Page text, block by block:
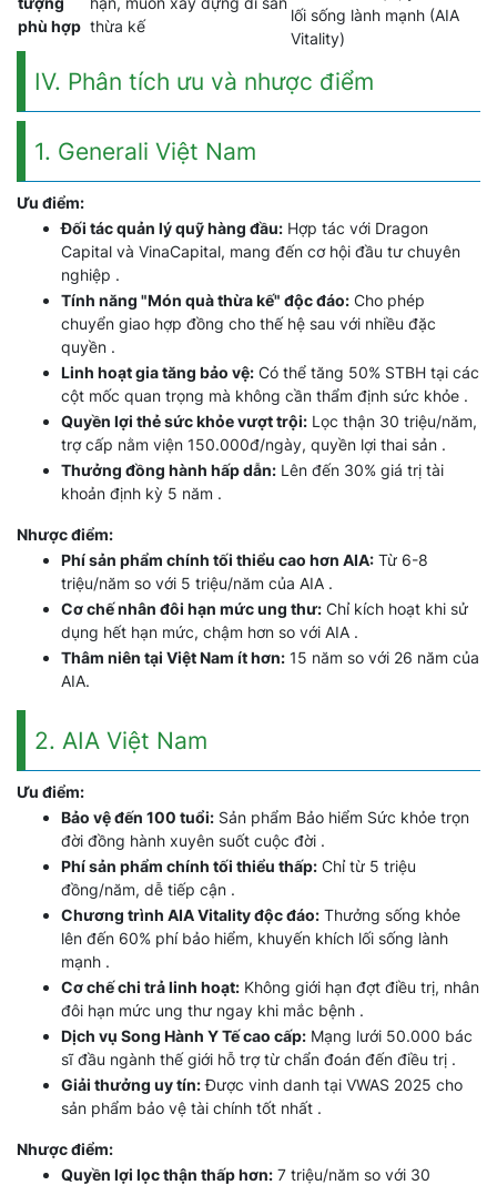
phù hợp thừa kế
lối sống lành mạnh (AIA
Vitality)
IV. Phân tích ưu và nhược điểm
1. Generali Việt Nam
Ưu điểm:
Đối tác quản lý quỹ hàng đầu: Hợp tác với Dragon
Capital và VinaCapital, mang đến cơ hội đầu tư chuyên
nghiệp .
Tính năng "Món quà thừa kế" độc đáo: Cho phép
chuyển giao hợp đồng cho thế hệ sau với nhiều đặc
quyền .
Linh hoạt gia tăng bảo vệ: Có thể tăng 50% STBH tại các
cột mốc quan trọng mà không cần thẩm định sức khỏe .
Quyền lợi thẻ sức khỏe vượt trội: Lọc thận 30 triệu/năm,
trợ cấp nằm viện 150.000đ/ngày, quyền lợi thai sản .
Thưởng đồng hành hấp dẫn: Lên đến 30% giá trị tài
khoản định kỳ 5 năm .
Nhược điểm:
Phí sản phẩm chính tối thiểu cao hơn AIA: Từ 6-8
triệu/năm so với 5 triệu/năm của AIA .
Cơ chế nhân đôi hạn mức ung thư: Chỉ kích hoạt khi sử
dụng hết hạn mức, chậm hơn so với AIA .
Thâm niên tại Việt Nam ít hơn: 15 năm so với 26 năm của
AIA.
2. AIA Việt Nam
Ưu điểm:
Bảo vệ đến 100 tuổi: Sản phẩm Bảo hiểm Sức khỏe trọn
đời đồng hành xuyên suốt cuộc đời .
Phí sản phẩm chính tối thiểu thấp: Chỉ từ 5 triệu
đồng/năm, dễ tiếp cận .
Chương trình AIA Vitality độc đáo: Thưởng sống khỏe
lên đến 60% phí bảo hiểm, khuyến khích lối sống lành
mạnh .
Cơ chế chi trả linh hoạt: Không giới hạn đợt điều trị, nhân
đôi hạn mức ung thư ngay khi mắc bệnh .
Dịch vụ Song Hành Y Tế cao cấp: Mạng lưới 50.000 bác
sĩ đầu ngành thế giới hỗ trợ từ chẩn đoán đến điều trị .
Giải thưởng uy tín:Được vinh danh tại VWAS 2025 cho
sản phẩm bảo vệ tài chính tốt nhất .
Nhược điểm:
Quyền lợi lọc thận thấp hơn: 7 triệu/năm so với 30